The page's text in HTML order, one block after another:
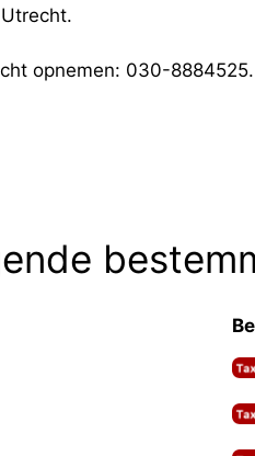
opnemen: 030-